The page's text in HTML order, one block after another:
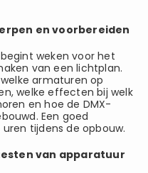
en voorbereiden
weken voor het
van een lichtplan.
armaturen op
welke effecten bij welk
en hoe de DMX-
Een goed
tijdens de opbouw.
van apparatuur